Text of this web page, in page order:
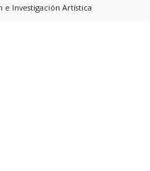
Investigación Artística